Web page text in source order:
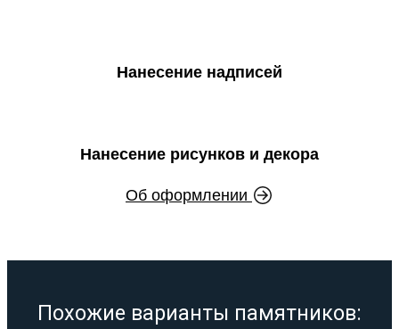
Нанесение надписей
Нанесение рисунков и декора
Об оформлении
Похожие варианты памятников: